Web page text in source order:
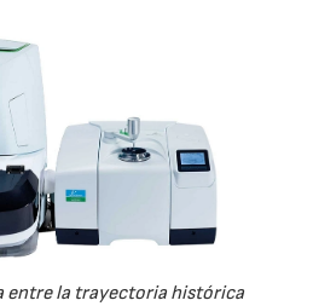
entre la trayectoria histórica